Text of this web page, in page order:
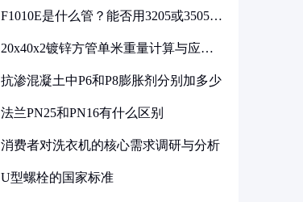
F1010E是什么管？能否用3205或3505代
20x40x2镀锌方管单米重量计算与应用
抗渗混凝土中P6和P8膨胀剂分别加多少
法兰PN25和PN16有什么区别
消费者对洗衣机的核心需求调研与分析
U型螺栓的国家标准